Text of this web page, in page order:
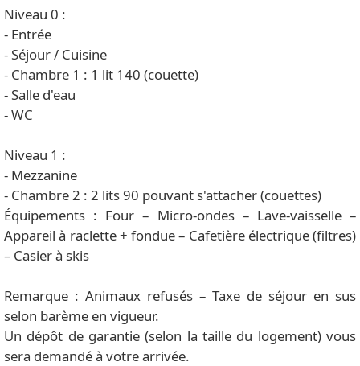
Niveau 0 :
- Entrée
- Séjour / Cuisine
- Chambre 1 : 1 lit 140 (couette)
- Salle d'eau
- WC
Niveau 1 :
- Mezzanine
- Chambre 2 : 2 lits 90 pouvant s'attacher (couettes)
Équipements : Four – Micro-ondes – Lave-vaisselle –
Appareil à raclette + fondue – Cafetière électrique (filtres)
– Casier à skis
Remarque : Animaux refusés – Taxe de séjour en sus
selon barème en vigueur.
Un dépôt de garantie (selon la taille du logement) vous
sera demandé à votre arrivée.